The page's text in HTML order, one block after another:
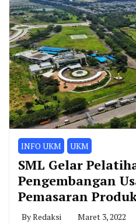
INFO UKM UKM
SML Gelar
Pengembangan
Pemasaran
ByRedaksi Maret 3, 2022